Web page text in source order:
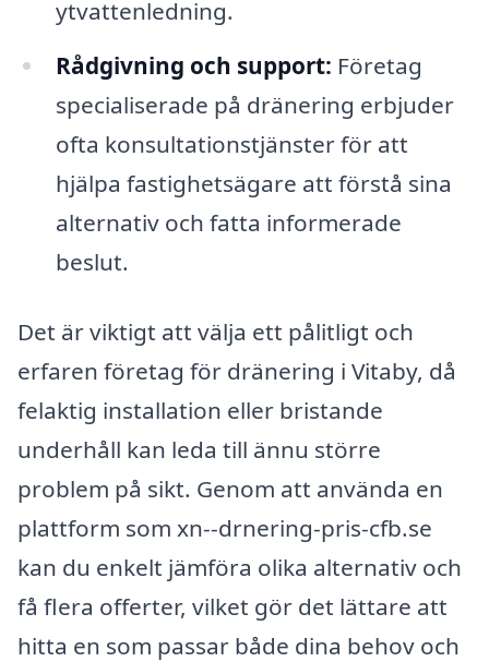
ytvattenledning.
Rådgivning och support: Företag
specialiserade på dränering erbjuder
ofta konsultationstjänster för att
hjälpa fastighetsägare att förstå sina
alternativ och fatta informerade
beslut.
Det är viktigt att välja ett pålitligt och
erfaren företag för dränering i Vitaby, då
felaktig installation eller bristande
underhåll kan leda till ännu större
problem på sikt. Genom att använda en
plattform som xn--drnering-pris-cfb.se
kan du enkelt jämföra olika alternativ och
få flera offerter, vilket gör det lättare att
hitta en som passar både dina behov och